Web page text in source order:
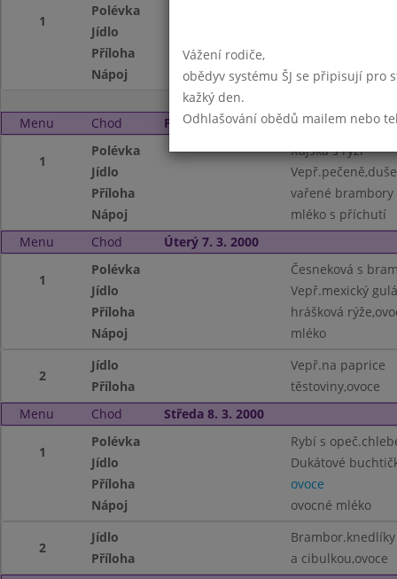
1
Polévka
Jídlo
Příloha
Nápoj
ovocný čaj
Menu Chod Pondělí 6. 3. 2000
1
Polévka
Rajská s rýží
Jídlo
Příloha
vařené brambory
Nápoj
mléko s příchutí
Menu
Chod Úterý 7. 3. 2000
1
Polévka
Česneková s
Jídlo
Vepř.mexický
Příloha
hrášková
Nápoj
mléko
2
Jídlo
Vepř.na paprice
Příloha
těstoviny,ovoce
Menu
Chod Středa 8. 3. 2000
1
Polévka
Rybí s
Jídlo
Dukátové
Příloha
ovoce
Nápoj
ovocné mléko
2
Jídlo
Příloha
a cibulkou,ovoce
Vážení rodiče,
obědyv systému ŠJ se připisují pro
kažký den.
Odhlašování obědů mailem nebo